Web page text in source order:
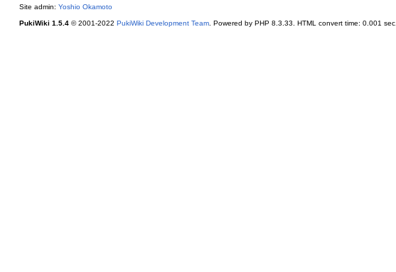
Site admin: Yoshio Okamoto
PukiWiki 1.5.4© 2001-2022 PukiWiki Development Team. Powered by PHP 8.3.33. HTML convert time: 0.001 sec.